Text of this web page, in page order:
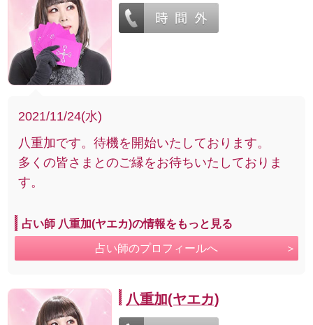
2021/11/24(水)
八重加です。待機を開始いたしております。
多くの皆さまとのご縁をお待ちいたしておりま
す。
占い師 八重加(ヤエカ)の情報をもっと見る
占い師のプロフィールへ
八重加(ヤエカ)